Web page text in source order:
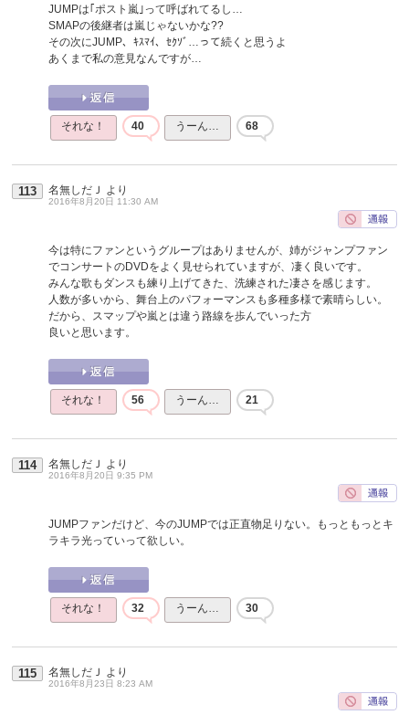
JUMPは｢ポスト嵐｣って呼ばれてるし…
SMAPの後継者は嵐じゃないかな??
その次にJUMP、ｷｽﾏｲ、ｾｸｿﾞ…って続くと思うよ
あくまで私の意見なんですが…
それな！ 40 うーん… 68
113 名無しだＪ より
2016年8月20日 11:30 AM
今は特にファンというグループはありませんが、姉がジャンプファン
でコンサートのDVDをよく見せられていますが、凄く良いです。
みんな歌もダンスも練り上げてきた、洗練された凄さを感じます。
人数が多いから、舞台上のパフォーマンスも多種多様で素晴らしい。
だから、スマップや嵐とは違う路線を歩んでいった方
良いと思います。
それな！ 56 うーん… 21
114 名無しだＪ より
2016年8月20日 9:35 PM
JUMPファンだけど、今のJUMPでは正直物足りない。もっともっとキ
ラキラ光っていって欲しい。
それな！ 32 うーん… 30
115 名無しだＪ より
2016年8月23日 8:23 AM